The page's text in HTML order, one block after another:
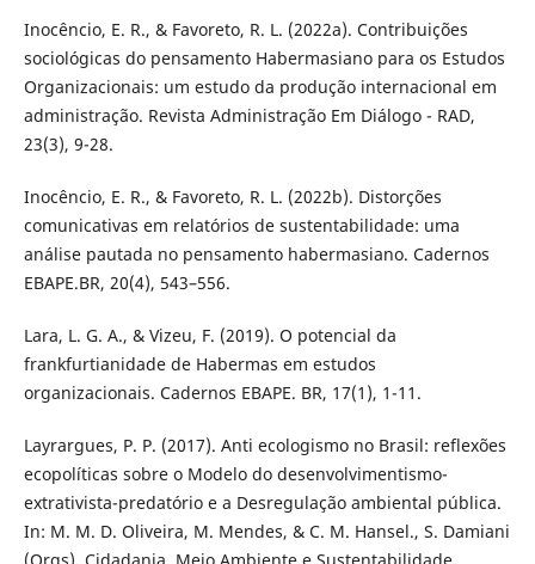
Inocêncio, E. R., & Favoreto, R. L. (2022a). Contribuições
sociológicas do pensamento Habermasiano para os Estudos
Organizacionais: um estudo da produção internacional em
administração. Revista Administração Em Diálogo - RAD,
23(3), 9-28.
Inocêncio, E. R., & Favoreto, R. L. (2022b). Distorções
comunicativas em relatórios de sustentabilidade: uma
análise pautada no pensamento habermasiano. Cadernos
EBAPE.BR, 20(4), 543–556.
Lara, L. G. A., & Vizeu, F. (2019). O potencial da
frankfurtianidade de Habermas em estudos
organizacionais. Cadernos EBAPE. BR, 17(1), 1-11.
Layrargues, P. P. (2017). Anti ecologismo no Brasil: reflexões
ecopolíticas sobre o Modelo do desenvolvimentismo-
extrativista-predatório e a Desregulação ambiental pública.
In: M. M. D. Oliveira, M. Mendes, & C. M. Hansel., S. Damiani